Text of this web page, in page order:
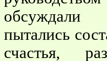
пытались
счастья,